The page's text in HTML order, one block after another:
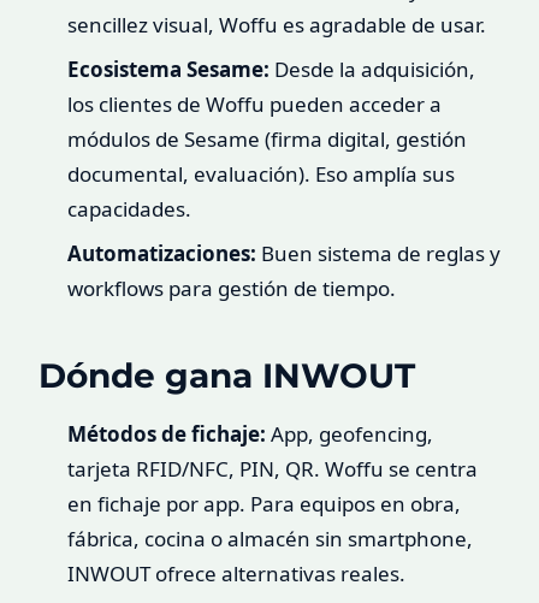
sencillez visual, Woffu es agradable de usar.
Ecosistema Sesame: Desde la adquisición,
los clientes de Woffu pueden acceder a
módulos de Sesame (firma digital, gestión
documental, evaluación). Eso amplía sus
capacidades.
Automatizaciones: Buen sistema de reglas y
workflows para gestión de tiempo.
Dónde gana INWOUT
Métodos de fichaje: App, geofencing,
tarjeta RFID/NFC, PIN, QR. Woffu se centra
en fichaje por app. Para equipos en obra,
fábrica, cocina o almacén sin smartphone,
INWOUT ofrece alternativas reales.